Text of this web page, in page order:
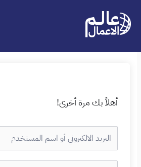
المحتوى
أهلاً بك مرة أخرى!